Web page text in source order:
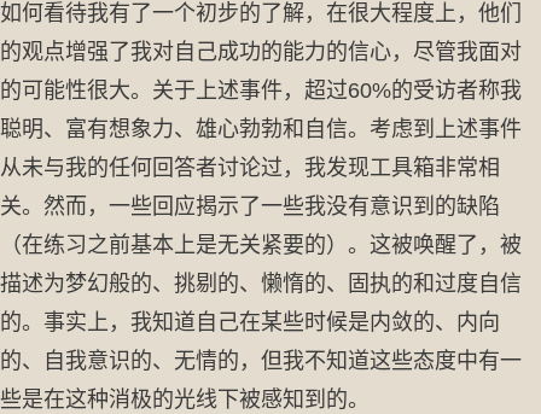
如何看待我有了一个初步的了解，在很大程度上，他们
的观点增强了我对自己成功的能力的信心，尽管我面对
的可能性很大。关于上述事件，超过60%的受访者称我
聪明、富有想象力、雄心勃勃和自信。考虑到上述事件
从未与我的任何回答者讨论过，我发现工具箱非常相
关。然而，一些回应揭示了一些我没有意识到的缺陷
（在练习之前基本上是无关紧要的）。这被唤醒了，被
描述为梦幻般的、挑剔的、懒惰的、固执的和过度自信
的。事实上，我知道自己在某些时候是内敛的、内向
的、自我意识的、无情的，但我不知道这些态度中有一
些是在这种消极的光线下被感知到的。